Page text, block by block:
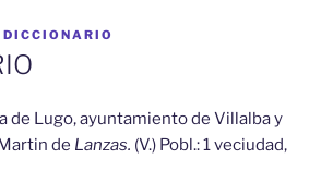
DICCIONARIO
de Lugo, ayuntamiento de Villalba y
de Lanzas. (V.) Pobl.: 1 veciudad,